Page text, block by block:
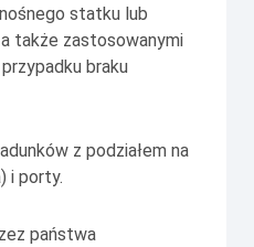
statku lub
także zastosowanymi
braku
z podziałem na
i porty.
państwa